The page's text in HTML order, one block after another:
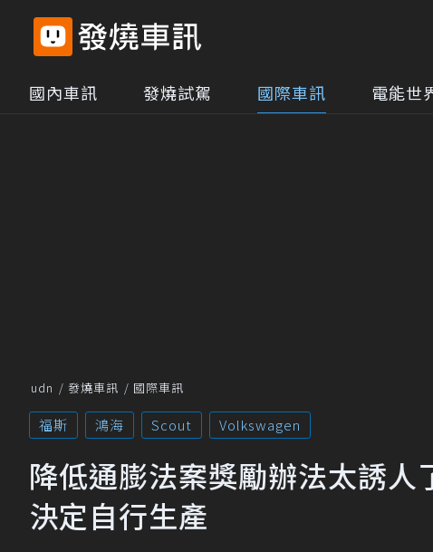
國內車訊 發燒試駕 國際車訊 電能世
udn 發燒車訊 國際車訊
福斯 鴻海 Scout Volkswagen
降低通膨法案獎勵辦法太誘
決定自行生產